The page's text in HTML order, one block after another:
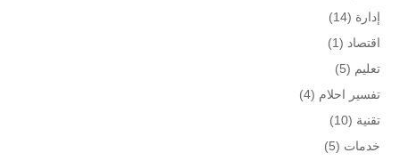
إدارة (14)
اقتصاد (1)
تعليم (5)
تفسير احلام (4)
تقنية (10)
خدمات (5)